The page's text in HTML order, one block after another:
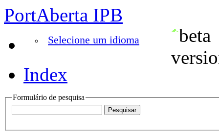
PortAberta IPB
Selecione um idioma
Index
Formulário de pesquisa